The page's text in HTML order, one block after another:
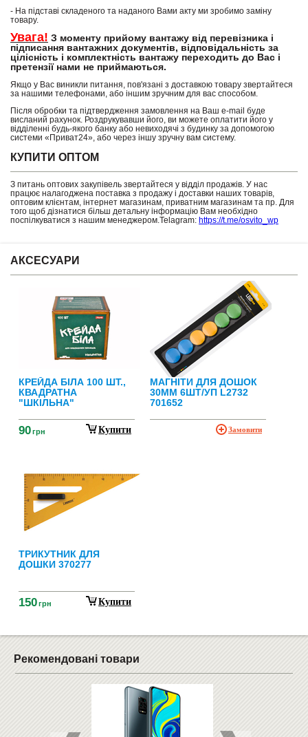
- На підставі складеного та наданого Вами акту ми зробимо заміну
товару.
Увага! З моменту прийому вантажу від перевізника і
підписання вантажних документів, відповідальність за
цілісність і комплектність вантажу переходить до Вас і
претензії нами не приймаються.
Якщо у Вас виникли питання, пов'язані з доставкою товару звертайтеся
за нашими телефонами, або іншим зручним для вас способом.
Після обробки та підтвердження замовлення на Ваш e-mail буде
висланий рахунок. Роздрукувавши його, ви можете оплатити його у
відділенні будь-якого банку або невиходячі з будинку за допомогою
системи «Приват24», або через іншу зручну вам систему.
КУПИТИ ОПТОМ
З питань оптових закупівель звертайтеся у відділ продажів. У нас
працює налагоджена поставка з продажу і доставки наших товарів,
оптовим клієнтам, інтернет магазинам, приватним магазинам та пр. Для
того щоб дізнатися більш детальну інформацію Вам необхідно
поспілкуватися з нашим менеджером.Telagram: https://t.me/osvito_wp
АКСЕСУАРИ
КРЕЙДА БІЛА 100 ШТ.,
КВАДРАТНА
"ШКІЛЬНА"
90грн Купити
МАГНІТИ ДЛЯ ДОШОК
30ММ 6ШТ/УП L2732
701652
Замовити
ТРИКУТНИК ДЛЯ
ДОШКИ 370277
150грн Купити
Рекомендовані товари